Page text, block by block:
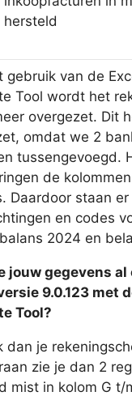
hersteld
gebruik van de
Tool wordt het
overgezet. Dit
omdat we 2
tussengevoegd.
de
Daardoor staan
en codes
2024 en
jouw gegevens
9.0.123 met
Tool?
dan je
zie je dan 2
mist in kolom G t/